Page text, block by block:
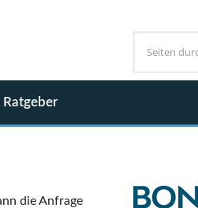
Ratgeber
die Anfrage